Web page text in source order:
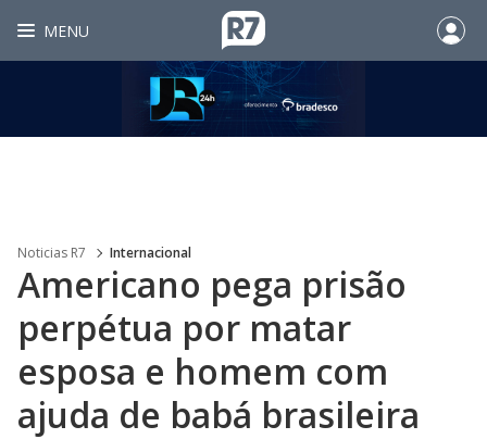
MENU
Noticias R7 Internacional
Americano pega prisão
perpétua por matar
esposa e homem com
ajuda de babá brasileira